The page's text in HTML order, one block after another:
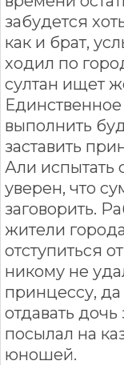
забудется
как и брат,
ходил по
султан ищет
выполнить
заставить
Али испытать
уверен, что
заговорить.
жители
отступиться
никому не
принцессу, да
отдавать
посылал на
юношей.